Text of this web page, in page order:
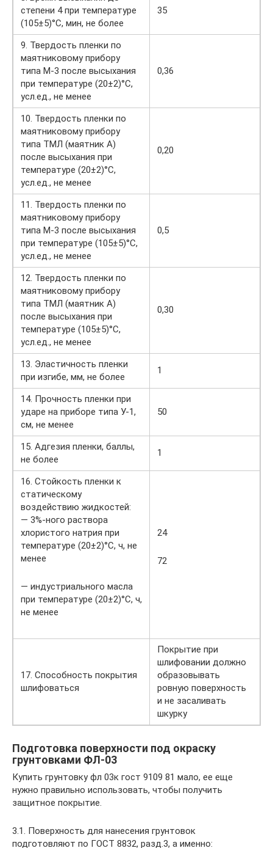
степени 4 при температуре
(105±5)°С, мин, не более
35
9. Твердость пленки по
маятниковому прибору
типа М-3 после высыхания
при температуре (20±2)°С,
усл.ед., не менее
0,36
10. Твердость пленки по
маятниковому прибору
типа ТМЛ (маятник А)
после высыхания при
температуре (20±2)°С,
усл.ед., не менее
0,20
11. Твердость пленки по
маятниковому прибору
типа М-3 после высыхания
при температуре (105±5)°С,
усл.ед., не менее
0,5
12. Твердость пленки по
маятниковому прибору
типа ТМЛ (маятник А)
после высыхания при
температуре (105±5)°С,
усл.ед., не менее
0,30
13. Эластичность пленки
при изгибе, мм, не более
1
14. Прочность пленки при
ударе на приборе типа У-1,
см, не менее
50
15. Адгезия пленки, баллы,
не более
1
16. Стойкость пленки к
статическому
воздействию жидкостей:
— 3%-ного раствора
хлористого натрия при
температуре (20±2)°С, ч, не
менее
— индустриального масла
при температуре (20±2)°С, ч,
не менее
24
72
17. Способность покрытия
шлифоваться
Покрытие при
шлифовании должно
образовывать
ровную поверхность
и не засаливать
шкурку
Подготовка поверхности под окраску
грунтовками ФЛ-03
Купить грунтовку фл 03к гост 9109 81 мало, ее еще
нужно правильно использовать, чтобы получить
защитное покрытие.
3.1. Поверхность для нанесения грунтовок
подготовляют по ГОСТ 8832, разд.3, а именно: